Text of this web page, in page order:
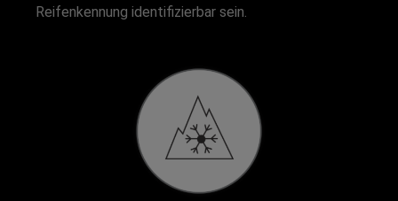
Reifenkennung identifizierbar sein.